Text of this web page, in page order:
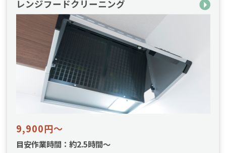
レンジフードクリーニング
9,900円～
目安作業時間：約2.5時間～